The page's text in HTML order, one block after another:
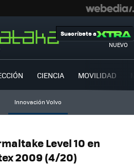
NUEVO
Suscríbete a
CIENCIA MOVILIDAD
Innovación Volvo
Level 10 en
2009 (4/20)